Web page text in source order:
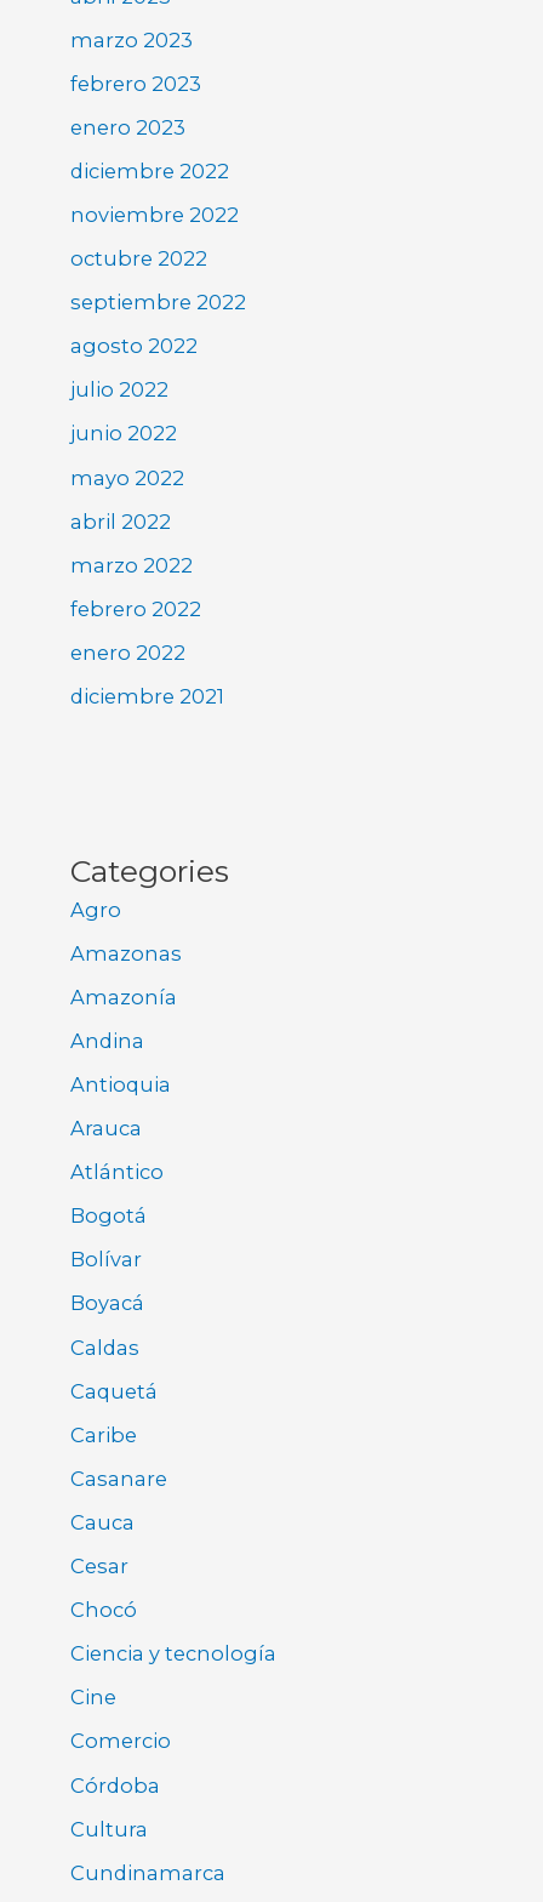
marzo 2023
febrero 2023
enero 2023
diciembre 2022
noviembre 2022
octubre 2022
septiembre 2022
agosto 2022
julio 2022
junio 2022
mayo 2022
abril 2022
marzo 2022
febrero 2022
enero 2022
diciembre 2021
Categories
Agro
Amazonas
Amazonía
Andina
Antioquia
Arauca
Atlántico
Bogotá
Bolívar
Boyacá
Caldas
Caquetá
Caribe
Casanare
Cauca
Cesar
Chocó
Ciencia y tecnología
Cine
Comercio
Córdoba
Cultura
Cundinamarca